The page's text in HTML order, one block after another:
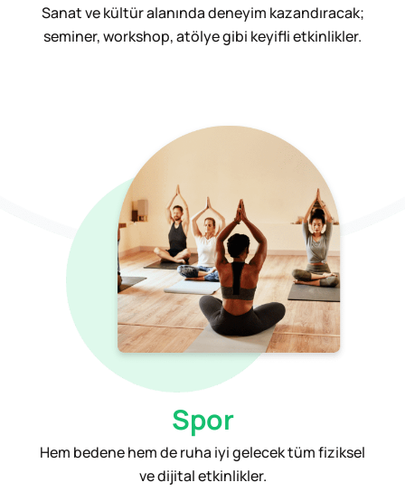
Sanat ve kültür alanında deneyim kazandıracak;
seminer, workshop, atölye gibi keyifli etkinlikler.
Spor
Hem bedene hem de ruha iyi gelecek tüm fiziksel
ve dijital etkinlikler.